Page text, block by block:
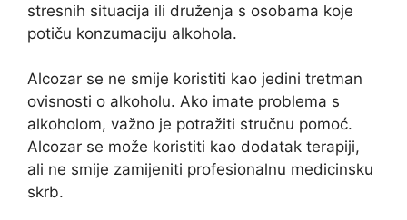
stresnih situacija ili druženja s osobama koje
potiču konzumaciju alkohola.
Alcozar se ne smije koristiti kao jedini tretman
ovisnosti o alkoholu. Ako imate problema s
alkoholom, važno je potražiti stručnu pomoć.
Alcozar se može koristiti kao dodatak terapiji,
ali ne smije zamijeniti profesionalnu medicinsku
skrb.